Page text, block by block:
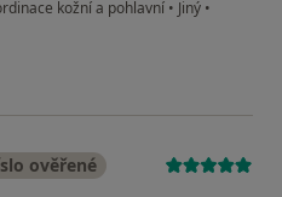
kožní a pohlavní • Jiný •
ověřené